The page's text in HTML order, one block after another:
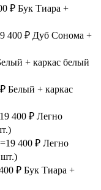
Бук Тиара +
Дуб Сонома +
+ каркас белый
Белый + каркас
Легно
Легно
Бук Тиара +